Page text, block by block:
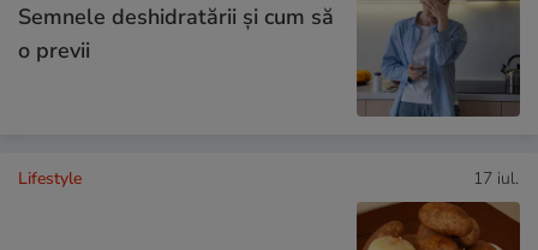
Semnele deshidratării și cum să
o previi
Lifestyle 17 iul.